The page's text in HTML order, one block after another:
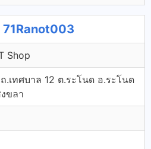
71Ranot003
Shop
.เทศบาล 12 ต.ระโนด อ.ระโนด
ขลา